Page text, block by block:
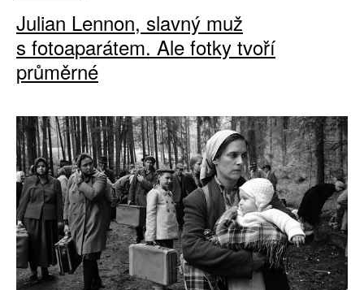
Julian Lennon, slavný muž
s fotoaparátem. Ale fotky tvoří
průměrné